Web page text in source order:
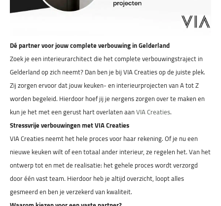
Dé partner voor jouw complete verbouwing in Gelderland
Zoek je een interieurarchitect die het complete verbouwingstraject in
Gelderland op zich neemt? Dan ben je bij VIA Creaties op de juiste plek.
Zij zorgen ervoor dat jouw keuken- en interieurprojecten van A tot Z
worden begeleid. Hierdoor hoef jij je nergens zorgen over te maken en
kun je het met een gerust hart overlaten aanVIA Creaties.
Stressvrije verbouwingen met VIA Creaties
VIA Creaties neemt het hele proces voor haar rekening. Of je nu een
nieuwe keuken wilt of een totaal ander interieur, ze regelen het. Van het
ontwerp tot en met de realisatie: het gehele proces wordt verzorgd
door één vast team. Hierdoor heb je altijd overzicht, loopt alles
gesmeerd en ben je verzekerd van kwaliteit.